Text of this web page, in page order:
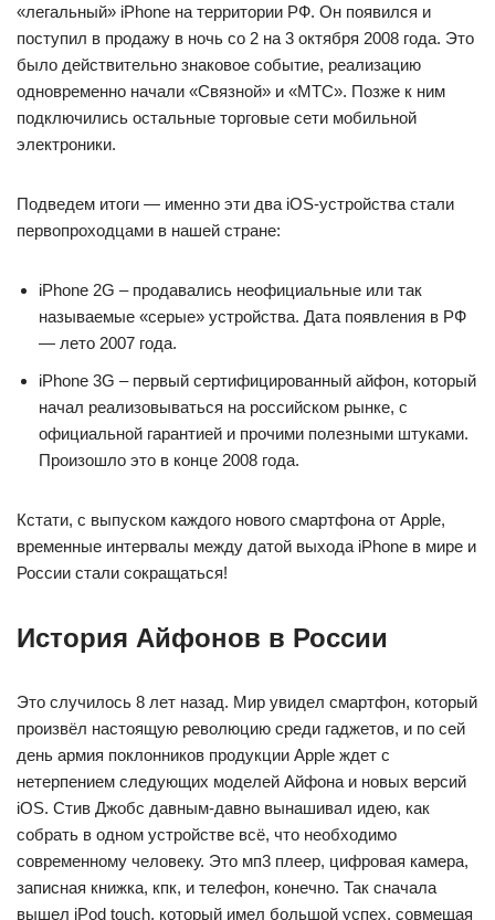
«легальный» iPhone на территории РФ. Он появился и
поступил в продажу в ночь со 2 на 3 октября 2008 года. Это
было действительно знаковое событие, реализацию
одновременно начали «Связной» и «МТС». Позже к ним
подключились остальные торговые сети мобильной
электроники.
Подведем итоги — именно эти два iOS-устройства стали
первопроходцами в нашей стране:
iPhone 2G – продавались неофициальные или так
называемые «серые» устройства. Дата появления в РФ
— лето 2007 года.
iPhone 3G – первый сертифицированный айфон, который
начал реализовываться на российском рынке, с
официальной гарантией и прочими полезными штуками.
Произошло это в конце 2008 года.
Кстати, с выпуском каждого нового смартфона от Apple,
временные интервалы между датой выхода iPhone в мире и
России стали сокращаться!
История Айфонов в России
Это случилось 8 лет назад. Мир увидел смартфон, который
произвёл настоящую революцию среди гаджетов, и по сей
день армия поклонников продукции Apple ждет с
нетерпением следующих моделей Айфона и новых версий
iOS. Стив Джобс давным-давно вынашивал идею, как
собрать в одном устройстве всё, что необходимо
современному человеку. Это мп3 плеер, цифровая камера,
записная книжка, кпк, и телефон, конечно. Так сначала
вышел iPod touch, который имел большой успех, совмещая